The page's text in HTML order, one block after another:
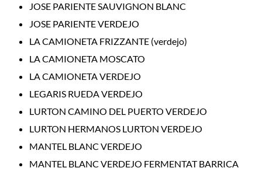
JOSE PARIENTE SAUVIGNON BLANC
JOSE PARIENTE VERDEJO
LA CAMIONETA FRIZZANTE (verdejo)
LA CAMIONETA MOSCATO
LA CAMIONETA VERDEJO
LEGARIS RUEDA VERDEJO
LURTON CAMINO DEL PUERTO VERDEJO
LURTON HERMANOS LURTON VERDEJO
MANTEL BLANC VERDEJO
MANTEL BLANC VERDEJO FERMENTAT BARRICA